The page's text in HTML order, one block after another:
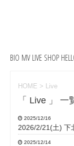
BIO MV LIVE SHOP
HOME > Live
「 Live 」 一
2025/12/16
2026/2/21(土) 下
2025/12/14